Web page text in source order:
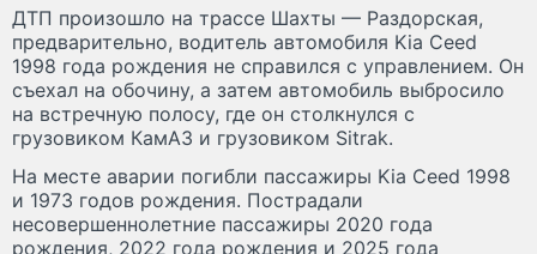
ДТП произошло на трассе Шахты — Раздорская,
предварительно, водитель автомобиля Kia Ceed
1998 года рождения не справился с управлением. Он
съехал на обочину, а затем автомобиль выбросило
на встречную полосу, где он столкнулся с
грузовиком КамАЗ и грузовиком Sitrak.
На месте аварии погибли пассажиры Kia Ceed 1998
и 1973 годов рождения. Пострадали
несовершеннолетние пассажиры 2020 года
рождения, 2022 года рождения и 2025 года